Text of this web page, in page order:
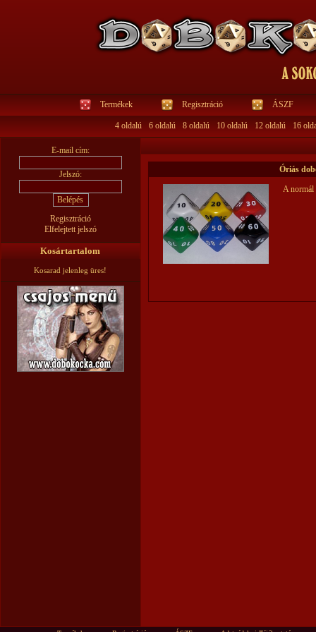
Termékek Regisztráció ÁSZF
4 oldalú 6 oldalú 8 oldalú 10 oldalú 12 oldalú 16
E-mail cím:
Jelszó:
Regisztráció
Elfelejtett jelszó
Kosártartalom
Kosarad jelenleg üres!
Óriás
A normál